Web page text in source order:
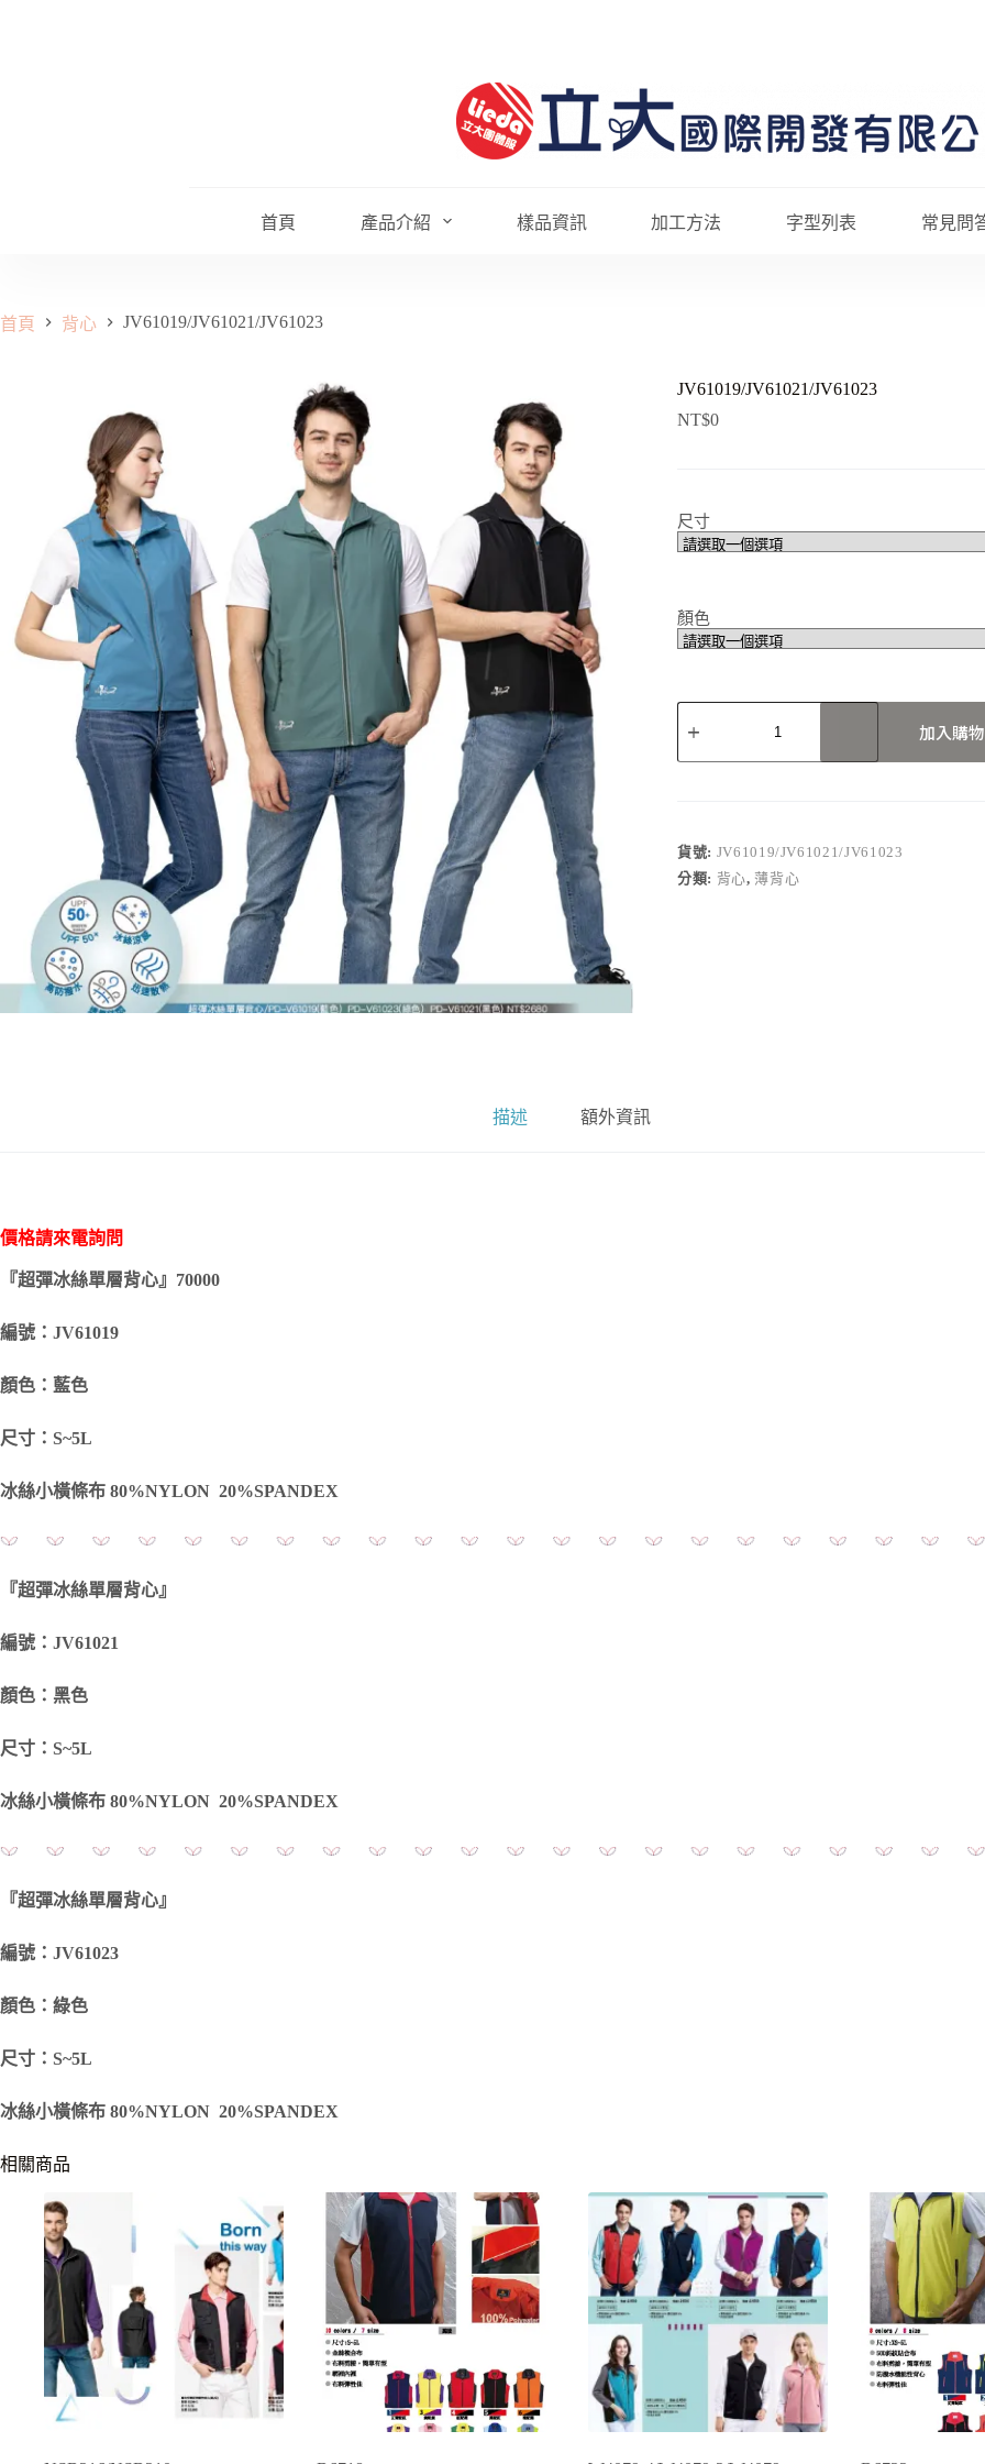
首頁 產品介紹 樣品資訊 加工方法 字型列表 常見問
首頁 背心 JV61019/JV61021/JV61023
JV61019/JV61021/JV61023
NT$0
尺寸
顏色
JV61019/JV61021/JV61023
數
量
加入購
貨號: JV61019/JV61021/JV61023
分類: 背心, 薄背心
描述 額外資訊
價格請來電詢問
『超彈冰絲單層背心』70000
編號：JV61019
顏色：藍色
尺寸：S~5L
冰絲小橫條布 80%NYLON 20%SPANDEX
『超彈冰絲單層背心』
編號：JV61021
顏色：黑色
尺寸：S~5L
冰絲小橫條布 80%NYLON 20%SPANDEX
『超彈冰絲單層背心』
編號：JV61023
顏色：綠色
尺寸：S~5L
冰絲小橫條布 80%NYLON 20%SPANDEX
相關商品